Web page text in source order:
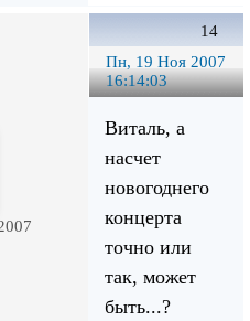
14
Пн, 19 Ноя 2007
16:14:03
Виталь, а
насчет
новогоднего
концерта
точно или
так, может
быть...?